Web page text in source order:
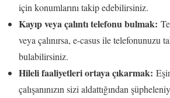
için konumlarını takip edebilirsiniz.
Kayıp veya çalıntı telefonu bulmak:
veya çalınırsa, e-casus ile telefonunuzu
bulabilirsiniz.
Hileli faaliyetleri ortaya çıkarmak:
çalışanınızın sizi aldattığından